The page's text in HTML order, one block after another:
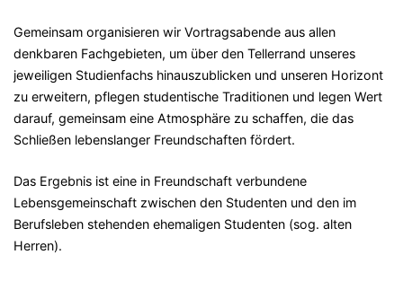
Gemeinsam organisieren wir Vortragsabende aus allen
denkbaren Fachgebieten, um über den Tellerrand unseres
jeweiligen Studienfachs hinauszublicken und unseren Horizont
zu erweitern, pflegen studentische Traditionen und legen Wert
darauf, gemeinsam eine Atmosphäre zu schaffen, die das
Schließen lebenslanger Freundschaften fördert.
Das Ergebnis ist eine in Freundschaft verbundene
Lebensgemeinschaft zwischen den Studenten und den im
Berufsleben stehenden ehemaligen Studenten (sog. alten
Herren).